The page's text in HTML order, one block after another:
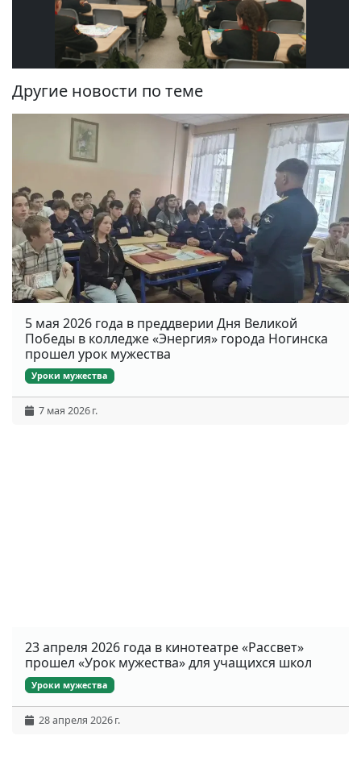
Другие новости по теме
5 мая 2026 года в преддверии Дня Великой
Победы в колледже «Энергия» города Ногинска
прошел урок мужества
Уроки мужества
7 мая 2026 г.
23 апреля 2026 года в кинотеатре «Рассвет»
прошел «Урок мужества» для учащихся школ
Уроки мужества
28 апреля 2026 г.